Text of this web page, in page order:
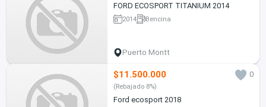
FORD ECOSPORT TITANIUM 2014
2014 Bencina
Puerto Montt
$11.500.000 0
(Rebajado 8%)
Ford ecosport 2018